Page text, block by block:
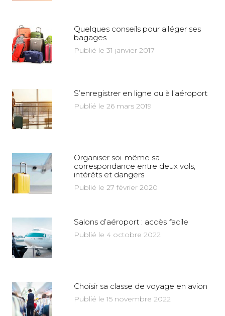
Quelques conseils pour alléger ses
bagages
Publié le 31 janvier 2017
S’enregistrer en ligne ou à l’aéroport
Publié le 26 mars 2019
Organiser soi-même sa
correspondance entre deux vols,
intérêts et dangers
Publié le 27 février 2020
Salons d’aéroport : accès facile
Publié le 4 octobre 2022
Choisir sa classe de voyage en avion
Publié le 15 novembre 2022